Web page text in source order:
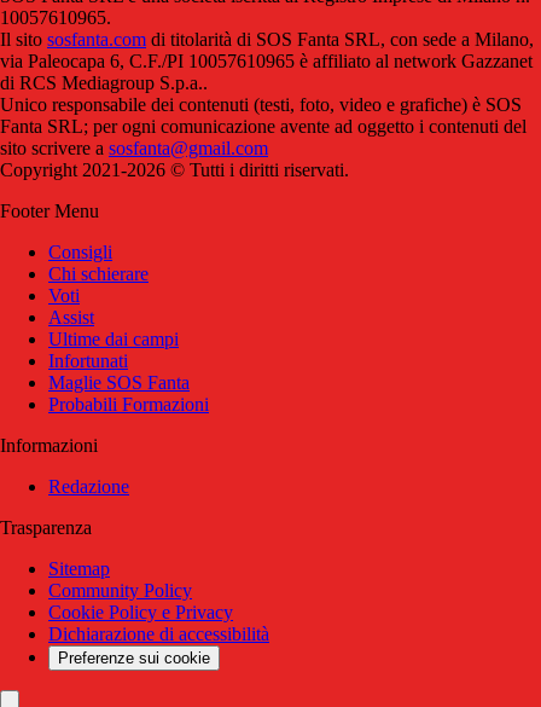
10057610965.
Il sito sosfanta.com di titolarità di SOS Fanta SRL, con sede a Milano,
via Paleocapa 6, C.F./PI 10057610965 è affiliato al network Gazzanet
di RCS Mediagroup S.p.a..
Unico responsabile dei contenuti (testi, foto, video e grafiche) è SOS
Fanta SRL; per ogni comunicazione avente ad oggetto i contenuti del
sito scrivere a sosfanta@gmail.com
Copyright 2021-2026 © Tutti i diritti riservati.
Footer Menu
Consigli
Chi schierare
Voti
Assist
Ultime dai campi
Infortunati
Maglie SOS Fanta
Probabili Formazioni
Informazioni
Redazione
Trasparenza
Sitemap
Community Policy
Cookie Policy e Privacy
Dichiarazione di accessibilità
Preferenze sui cookie